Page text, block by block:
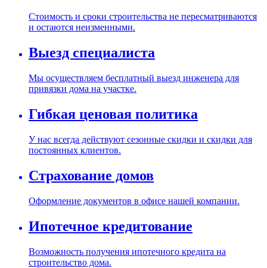
Стоимость и сроки строительства не пересматриваются
и остаются неизменными.
Выезд специалиста
Мы осуществляем бесплатный выезд инженера для
привязки дома на участке.
Гибкая ценовая политика
У нас всегда действуют сезонные скидки и скидки для
постоянных клиентов.
Страхование домов
Оформление документов в офисе нашей компании.
Ипотечное кредитование
Возможность получения ипотечного кредита на
строительство дома.